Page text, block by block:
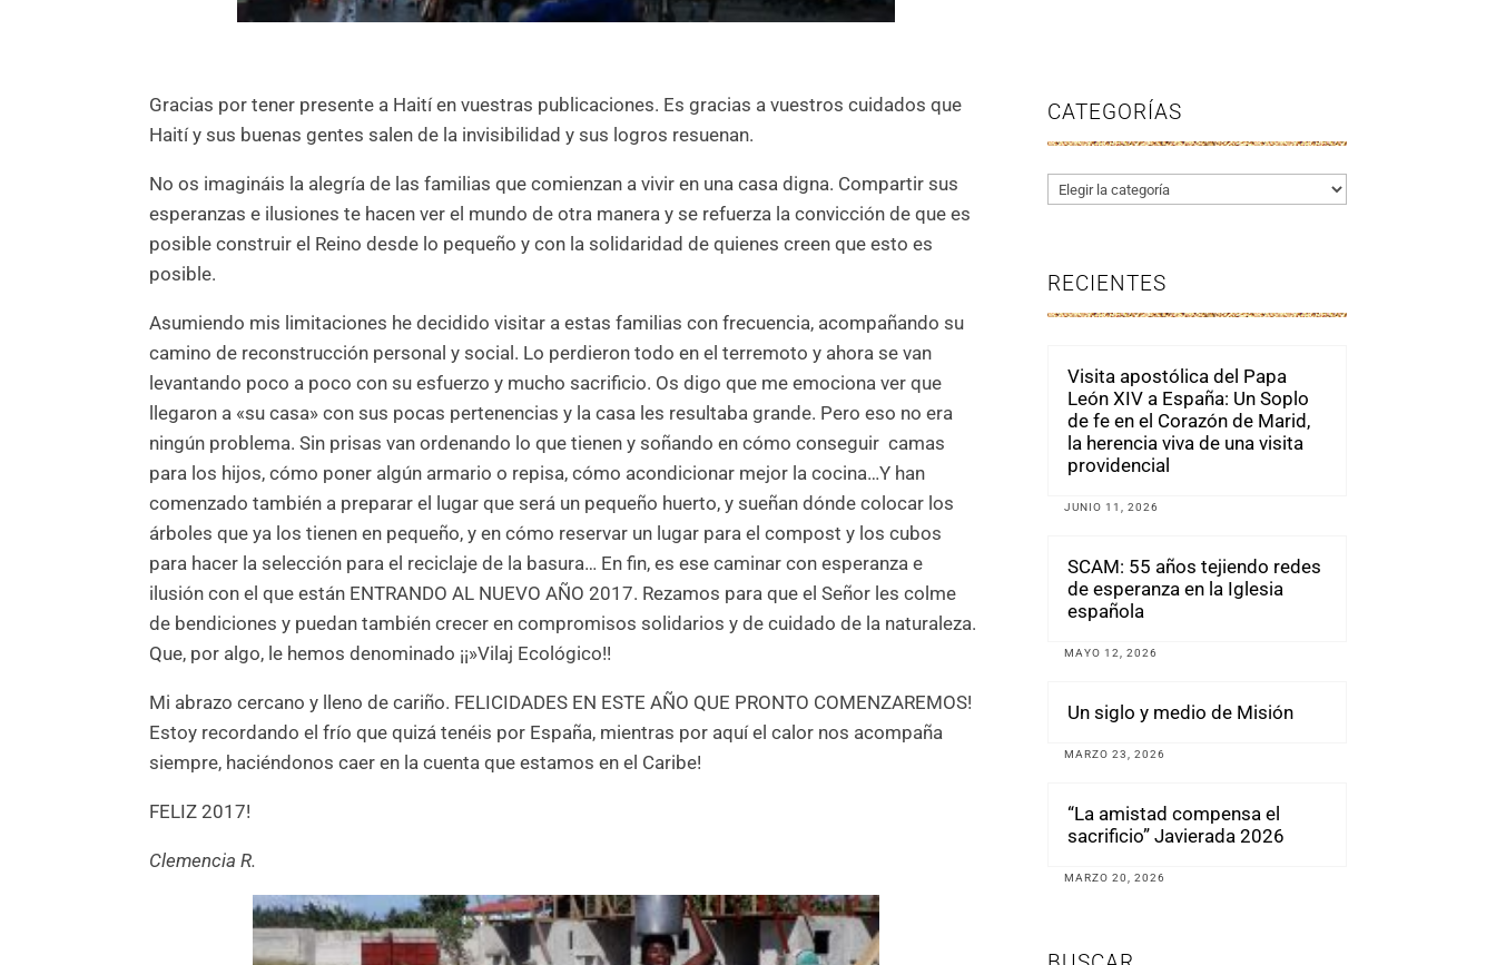
Gracias por tener presente a Haití en vuestras publicaciones. Es gracias a vuestros cuidados que
Haití y sus buenas gentes salen de la invisibilidad y sus logros resuenan.
No os imagináis la alegría de las familias que comienzan a vivir en una casa digna. Compartir sus
esperanzas e ilusiones te hacen ver el mundo de otra manera y se refuerza la convicción de que es
posible construir el Reino desde lo pequeño y con la solidaridad de quienes creen que esto es
posible.
Asumiendo mis limitaciones he decidido visitar a estas familias con frecuencia, acompañando su
camino de reconstrucción personal y social. Lo perdieron todo en el terremoto y ahora se van
levantando poco a poco con su esfuerzo y mucho sacrificio. Os digo que me emociona ver que
llegaron a «su casa» con sus pocas pertenencias y la casa les resultaba grande. Pero eso no era
ningún problema. Sin prisas van ordenando lo que tienen y soñando en cómo conseguir camas
para los hijos, cómo poner algún armario o repisa, cómo acondicionar mejor la cocina…Y han
comenzado también a preparar el lugar que será un pequeño huerto, y sueñan dónde colocar los
árboles que ya los tienen en pequeño, y en cómo reservar un lugar para el compost y los cubos
para hacer la selección para el reciclaje de la basura… En fin, es ese caminar con esperanza e
ilusión con el que están ENTRANDO AL NUEVO AÑO 2017. Rezamos para que el Señor les colme
de bendiciones y puedan también crecer en compromisos solidarios y de cuidado de la naturaleza.
Que, por algo, le hemos denominado ¡¡»Vilaj Ecológico!!
Mi abrazo cercano y lleno de cariño. FELICIDADES EN ESTE AÑO QUE PRONTO COMENZAREMOS!
Estoy recordando el frío que quizá tenéis por España, mientras por aquí el calor nos acompaña
siempre, haciéndonos caer en la cuenta que estamos en el Caribe!
FELIZ 2017!
Clemencia R.
CATEGORÍAS
Categorías
RECIENTES
Visita apostólica del Papa
León XIV a España: Un Soplo
de fe en el Corazón de Marid,
la herencia viva de una visita
providencial
JUNIO 11, 2026
SCAM: 55 años tejiendo redes
de esperanza en la Iglesia
española
MAYO 12, 2026
Un siglo y medio de Misión
MARZO 23, 2026
“La amistad compensa el
sacrificio” Javierada 2026
MARZO 20, 2026